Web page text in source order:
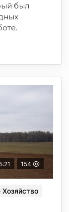
был
154